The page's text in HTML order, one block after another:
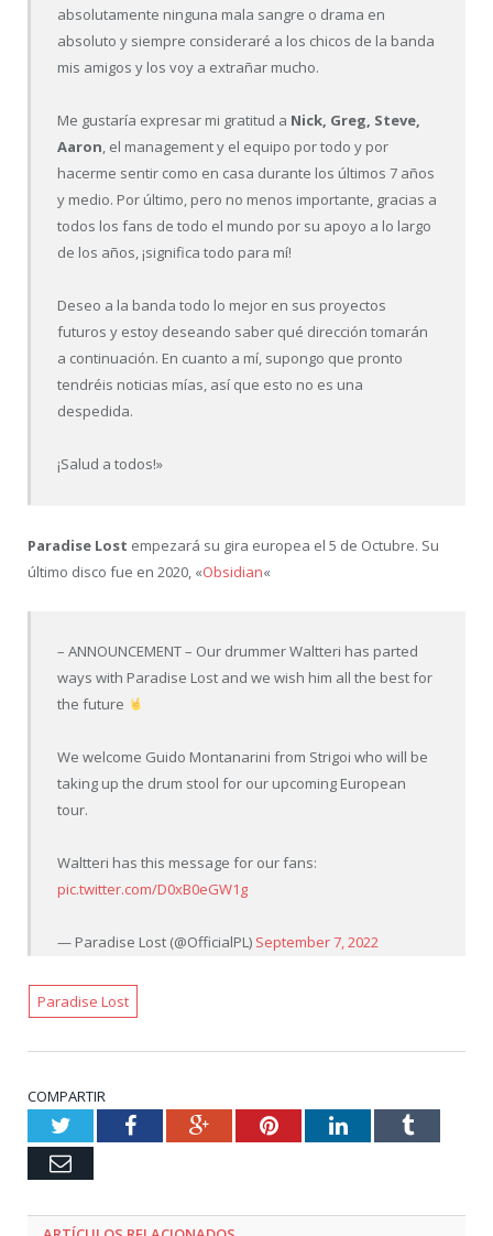
absolutamente ninguna mala sangre o drama en
absoluto y siempre consideraré a los chicos de la banda
mis amigos y los voy a extrañar mucho.
Me gustaría expresar mi gratitud a Nick, Greg, Steve,
Aaron, el management y el equipo por todo y por
hacerme sentir como en casa durante los últimos 7 años
y medio. Por último, pero no menos importante, gracias a
todos los fans de todo el mundo por su apoyo a lo largo
de los años, ¡significa todo para mí!
Deseo a la banda todo lo mejor en sus proyectos
futuros y estoy deseando saber qué dirección tomarán
a continuación. En cuanto a mí, supongo que pronto
tendréis noticias mías, así que esto no es una
despedida.
¡Salud a todos!»
Paradise Lost empezará su gira europea el 5 de Octubre. Su
último disco fue en 2020, «Obsidian«
– ANNOUNCEMENT – Our drummer Waltteri has parted
ways with Paradise Lost and we wish him all the best for
the future
We welcome Guido Montanarini from Strigoi who will be
taking up the drum stool for our upcoming European
tour.
Waltteri has this message for our fans:
pic.twitter.com/D0xB0eGW1g
— Paradise Lost (@OfficialPL) September 7, 2022
Paradise Lost
COMPARTIR
TwitterFacebookGoogle+PinterestLinkedInTumblr
Email